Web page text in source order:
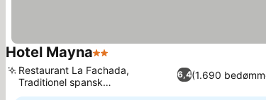
Hotel Mayna2 Stjerner
6,4(1.690
Restaurant La Fachada,
Traditionel spansk
familieatmosfære